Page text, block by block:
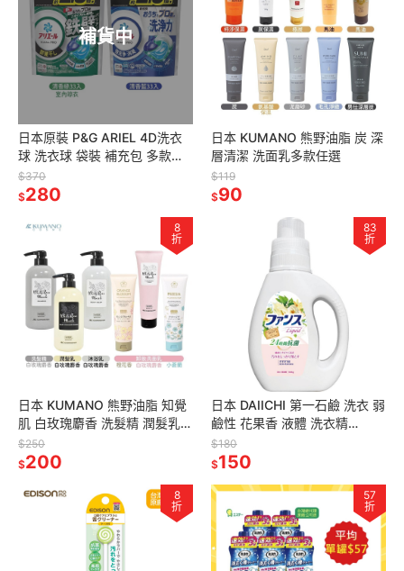
補貨中
日本原裝 P&G ARIEL 4D洗衣
球 洗衣球 袋裝 補充包 多款任
選
$370
$280
日本 KUMANO 熊野油脂 炭 深
層清潔 洗面乳多款任選
$119
$90
8
折
日本 KUMANO 熊野油脂 知覺
肌 白玫瑰麝香 洗髮精 潤髮乳
沐浴乳 洗面乳 700ml 多款可選
$250
$200
83
折
日本 DAIICHI 第一石鹼 洗衣 弱
鹼性 花果香 液體 洗衣精
0.8kg
$180
$150
8
折
57
折